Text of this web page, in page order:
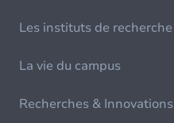
Les instituts de recherche
La vie du campus
Recherches & Innovations